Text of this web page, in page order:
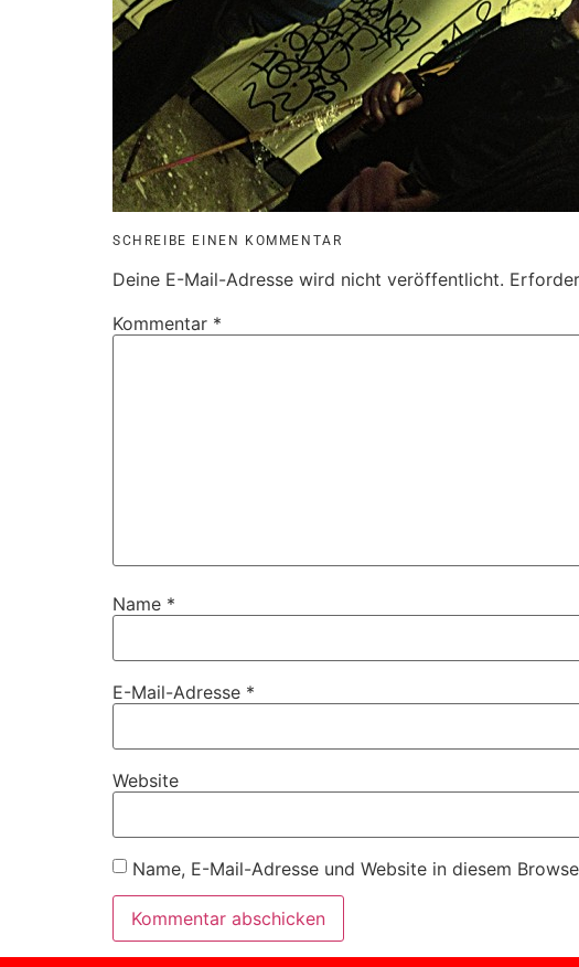
SCHREIBE EINEN KOMMENTAR
Deine E-Mail-Adresse wird nicht veröffentlicht.
Kommentar *
Name *
E-Mail-Adresse *
Website
Name, E-Mail-Adresse und Website in diesem